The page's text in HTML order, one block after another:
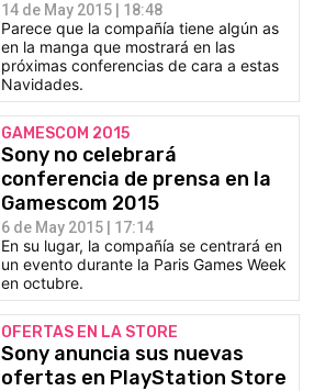
14 de May 2015 | 18:48
Parece que la compañía tiene algún as
en la manga que mostrará en las
próximas conferencias de cara a estas
Navidades.
GAMESCOM 2015
Sony no celebrará
conferencia de prensa en la
Gamescom 2015
6 de May 2015 | 17:14
En su lugar, la compañía se centrará en
un evento durante la Paris Games Week
en octubre.
OFERTAS EN LA STORE
Sony anuncia sus nuevas
ofertas en PlayStation Store